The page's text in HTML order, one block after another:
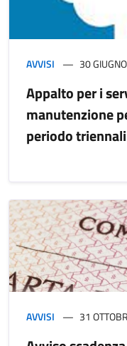
AVVISI 30
Appalto per i
manutenzione
periodo triennali
AVVISI 31